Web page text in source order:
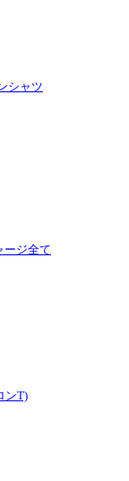
シャツ
ージ全て
ンT)